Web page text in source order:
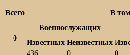
Всего В
0
Военнослужащих
Известных Неизвестных
436
0 0